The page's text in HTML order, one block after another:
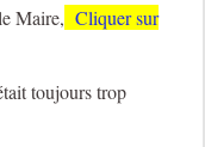
Maire, Cliquer sur
toujours trop